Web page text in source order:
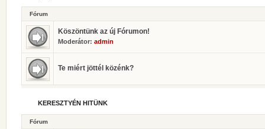
Fórum
Köszöntünk az új Fórumon!
Moderátor: admin
Te miért jöttél közénk?
KERESZTYÉN HITÜNK
Fórum